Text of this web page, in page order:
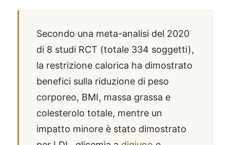
Secondo una meta-analisi del 2020
di 8 studi RCT (totale 334 soggetti),
la restrizione calorica ha dimostrato
benefici sulla riduzione di peso
corporeo, BMI, massa grassa e
colesterolo totale, mentre un
impatto minore è stato dimostrato